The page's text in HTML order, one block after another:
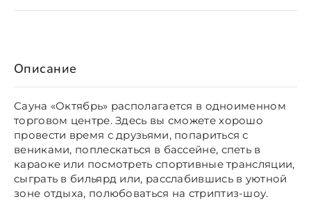
Описание
Сауна «Октябрь» располагается в одноименном
торговом центре. Здесь вы сможете хорошо
провести время с друзьями, попариться с
вениками, поплескаться в бассейне, спеть в
караоке или посмотреть спортивные трансляции,
сыграть в бильярд или, расслабившись в уютной
зоне отдыха, полюбоваться на стриптиз-шоу.